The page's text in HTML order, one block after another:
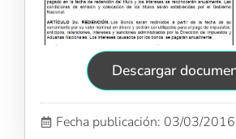
Descargar
Fecha publicación: 03/03/